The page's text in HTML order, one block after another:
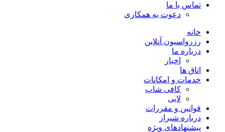
تماس با ما
دعوت به همکاری
خانه
رزرواسیون آنلاین
درباره ما
اخبار
اتاق ها
خدمات و امکانات
کافی شاپ
لابی
قوانین و مقررات
درباره شیراز
پیشنهادهای ویژه